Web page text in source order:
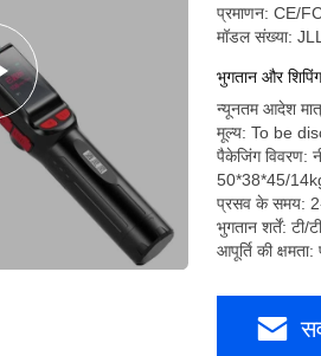
प्रमाणन: CE/
मॉडल संख्या:
भुगतान और
न्यूनतम आदेश
मूल्य: To be
पैकेजिंग विवरण:
50*38*45/
प्रसव के समय: 2-
भुगतान शर्तें: टी/टी
आपूर्ति की